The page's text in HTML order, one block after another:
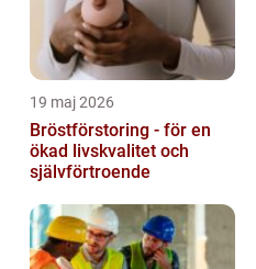
19 maj 2026
Bröstförstoring - för en
ökad livskvalitet och
självförtroende